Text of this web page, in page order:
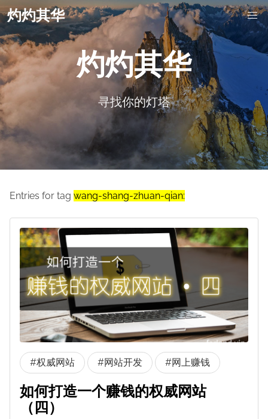
灼灼其华
灼灼其华
寻找你的灯塔
Entries for tag wang-shang-zhuan-qian:
#权威网站 #网站开发 #网上赚钱
如何打造一个赚钱的权威网站
（四）